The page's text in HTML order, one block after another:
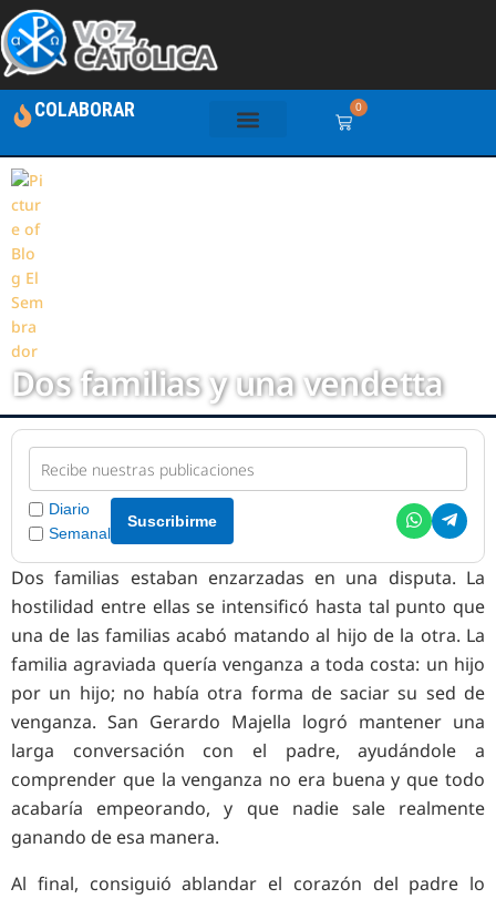
COLABORAR 0
Dos familias y una vendetta
Diario
Semanal
Suscribirme
Dos familias estaban enzarzadas en una disputa. La
hostilidad entre ellas se intensificó hasta tal punto que
una de las familias acabó matando al hijo de la otra. La
familia agraviada quería venganza a toda costa: un hijo
por un hijo; no había otra forma de saciar su sed de
venganza. San Gerardo Majella logró mantener una
larga conversación con el padre, ayudándole a
comprender que la venganza no era buena y que todo
acabaría empeorando, y que nadie sale realmente
ganando de esa manera.
Al final, consiguió ablandar el corazón del padre lo